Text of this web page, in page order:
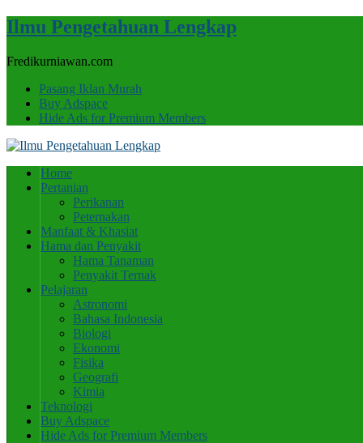
Ilmu Pengetahuan Lengkap
Fredikurniawan.com
Pasang Iklan Murah
Buy Adspace
Hide Ads for Premium Members
Home
Pertanian
Perikanan
Peternakan
Manfaat & Khasiat
Hama dan Penyakit
Hama Tanaman
Penyakit Ternak
Pelajaran
Astronomi
Bahasa Indonesia
Biologi
Ekonomi
Fisika
Geografi
Kimia
Teknologi
Buy Adspace
Hide Ads for Premium Members